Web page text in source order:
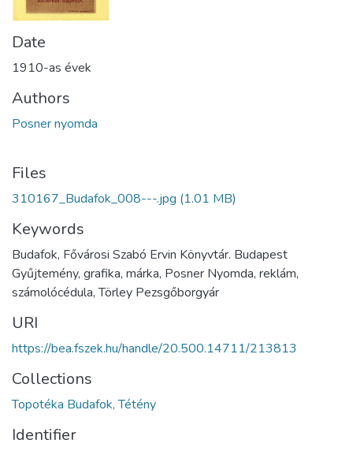
Date
1910-as évek
Authors
Posner nyomda
Files
310167_Budafok_008---.jpg (1.01 MB)
Keywords
Budafok, Fővárosi Szabó Ervin Könyvtár. Budapest
Gyűjtemény, grafika, márka, Posner Nyomda, reklám,
számolócédula, Törley Pezsgőborgyár
URI
https://bea.fszek.hu/handle/20.500.14711/213813
Collections
Topotéka Budafok, Tétény
Identifier